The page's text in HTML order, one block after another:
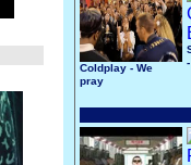
Coldplay - We
pray